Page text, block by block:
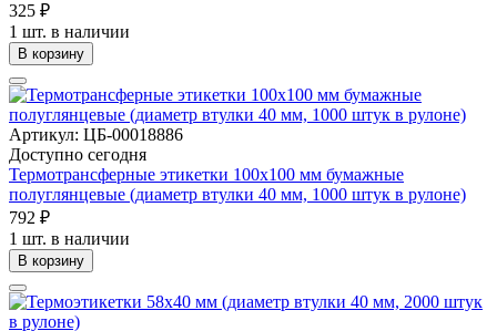
325 ₽
1 шт. в наличии
В корзину
Артикул: ЦБ-00018886
Доступно сегодня
Термотрансферные этикетки 100х100 мм бумажные
полуглянцевые (диаметр втулки 40 мм, 1000 штук в рулоне)
792 ₽
1 шт. в наличии
В корзину